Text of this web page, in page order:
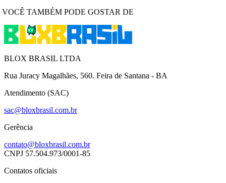
VOCÊ TAMBÉM PODE GOSTAR DE
BLOX BRASIL LTDA
Rua Juracy Magalhães, 560. Feira de Santana - BA
Atendimento (SAC)
sac@bloxbrasil.com.br
Gerência
contato@bloxbrasil.com.br
CNPJ 57.504.973/0001-85
Contatos oficiais